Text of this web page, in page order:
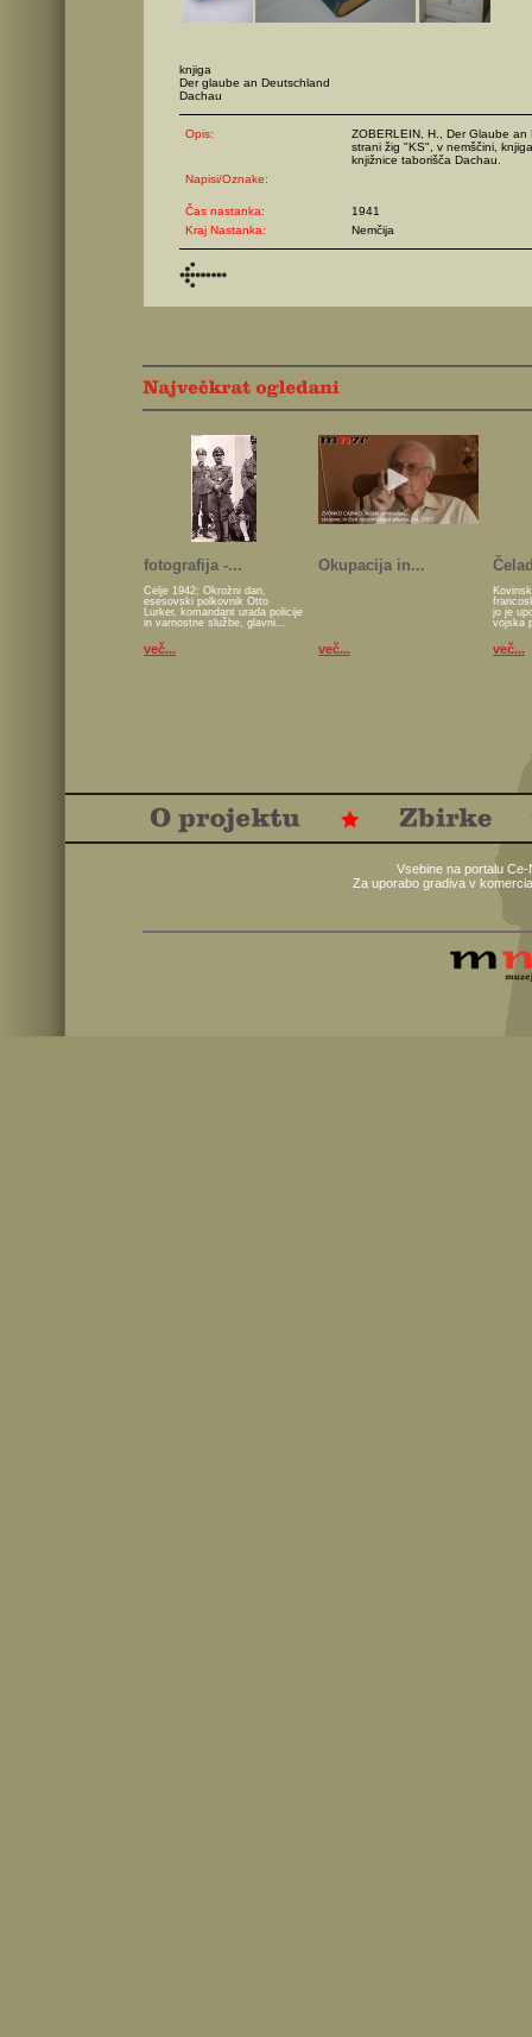
knjiga
Der glaube an Deutschland
Dachau
Opis:
ZOBERLEIN, H., Der Glaube
strani žig "KS", v nemščini,
knjižnice taborišča Dachau.
Napisi/Oznake:
Čas nastanka:
1941
Kraj Nastanka:
Nemčija
fotografija -...
Celje 1942; Okrožni dan,
esesovski polkovnik Otto
Lurker, komandant urada policije
in varnostne službe, glavni...
več...
Okupacija in...
več...
jo je
vojska
več...
Vsebine na portalu
Za uporabo gradiva v